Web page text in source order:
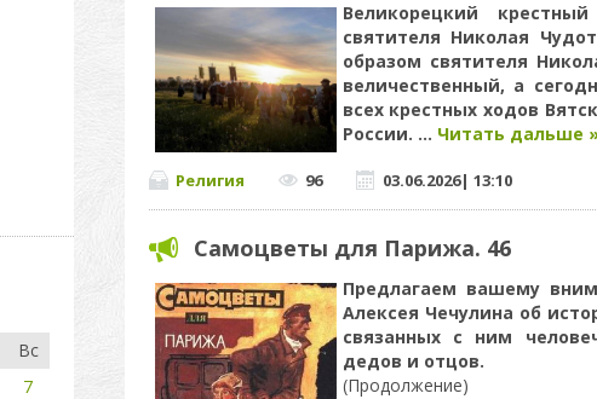
Великорецкий
святителя Николая
образом святителя
величественный, а
всех крестных ходов
России. ... Читать дальше
Религия 96 03.06.2026| 13:10
Самоцветы для Парижа. 46
Предлагаем вашему
Алексея Чечулина об
связанных с ним
дедов и отцов.
(Продолжение)​​​​​​​
Вс
7